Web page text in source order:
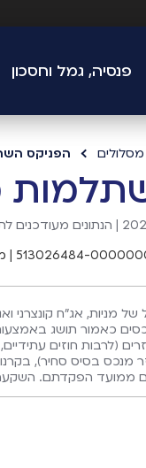
פנסיה, גמל וחסכון
מסלולים הפניקס
הנתונים מעודכנים לתאריך
|
לנכסים כאמור תושג
(לרבות חוזים
מנכס בסיס סחיר),